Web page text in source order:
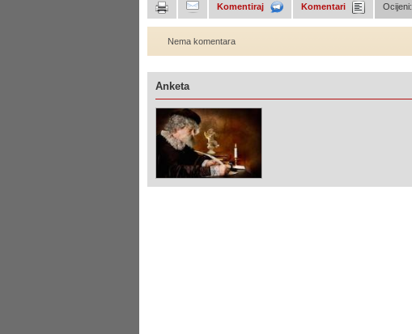
Komentiraj Komentari Ocijeni:
Nema komentara
Anketa